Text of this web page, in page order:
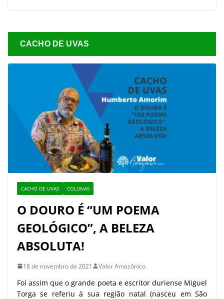
CACHO DE UVAS
CACHO DE UVAS COLUNAS
O DOURO É “UM POEMA
GEOLÓGICO”, A BELEZA
ABSOLUTA!
18 de novembro de 2021 Valor Amazônico
Foi assim que o grande poeta e escritor duriense Miguel
Torga se referiu à sua região natal (nasceu em São